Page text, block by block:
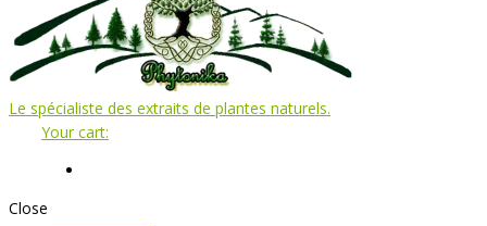
Le spécialiste des extraits de plantes naturels.
Your cart:
Close